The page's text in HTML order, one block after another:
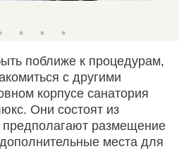
поближе к процедурам,
с другими
корпусе санатория
Они состоят из
предполагают размещение
места для